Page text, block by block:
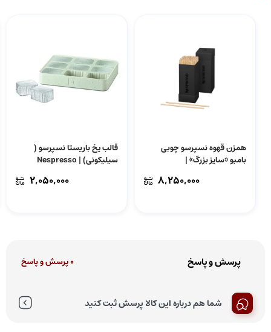
همزن قهوه نسپرسو چوبی
بامبو «سایز بزرگ» |
8,250,000
قالب یخ باریستا نسپرسو (
سیلیکونی) | Nespresso
2,050,000
پرسش و پاسخ 0 پرسش و پاسخ
شما هم درباره این کالا پرسش ثبت کنید